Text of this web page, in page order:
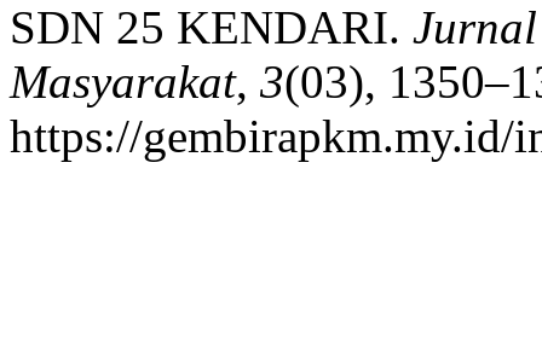
SDN 25 KENDARI.
Masyarakat, 3(03),
https://gembirapkm.my.id/